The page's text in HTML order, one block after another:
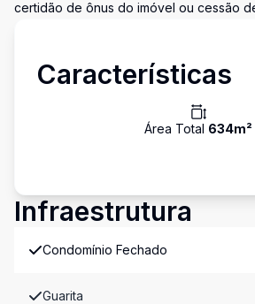
certidão de ônus do imóvel ou cessão
Características
Área Total 634m²
Infraestrutura
Condomínio Fechado
Guarita